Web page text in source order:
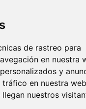
de rastreo para
en nuestra
y
tráfico en nuestra
nuestros